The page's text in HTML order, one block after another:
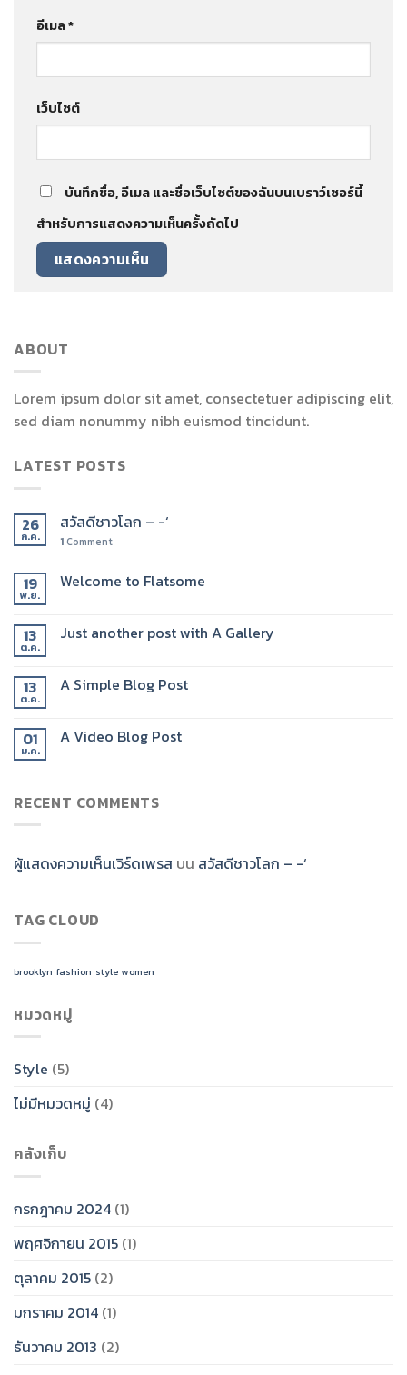
อีเมล*
เว็บไซต์
บันทึกชื่อ, อีเมล และชื่อเว็บไซต์ของฉันบนเบราว์เซอร์นี้
สำหรับการแสดงความเห็นครั้งถัดไป
ABOUT
Lorem ipsum dolor sit amet, consectetuer adipiscing elit,
sed diam nonummy nibh euismod tincidunt.
LATEST POSTS
26
ก.ค.
สวัสดีชาวโลก – -‘
1 Comment
19
พ.ย.
Welcome to Flatsome
13
ต.ค.
Just another post with A Gallery
13
ต.ค.
A Simple Blog Post
01
ม.ค.
A Video Blog Post
RECENT COMMENTS
ผู้แสดงความเห็นเวิร์ดเพรส บน สวัสดีชาวโลก – -‘
TAG CLOUD
brooklyn fashion style women
หมวดหมู่
Style (5)
ไม่มีหมวดหมู่ (4)
คลังเก็บ
กรกฎาคม 2024 (1)
พฤศจิกายน 2015 (1)
ตุลาคม 2015 (2)
มกราคม 2014 (1)
ธันวาคม 2013 (2)